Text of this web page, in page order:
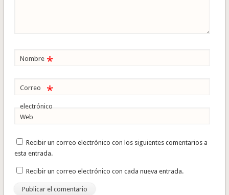
Nombre *
Correo
electrónico
*
Web
Recibir un correo electrónico con los siguientes comentarios a
esta entrada.
Recibir un correo electrónico con cada nueva entrada.